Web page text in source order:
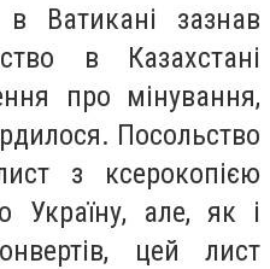
Ватикані зазнав
в Казахстані
про мінування,
Посольство
з ксерокопією
Україну, але, як і
цей лист